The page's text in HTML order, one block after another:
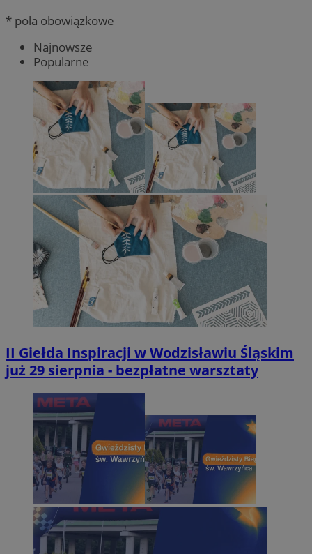
* pola obowiązkowe
Najnowsze
Popularne
II Giełda Inspiracji w Wodzisławiu Śląskim
już 29 sierpnia - bezpłatne warsztaty